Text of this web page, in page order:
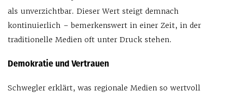
als unverzichtbar. Dieser Wert steigt demnach
kontinuierlich – bemerkenswert in einer Zeit, in der
traditionelle Medien oft unter Druck stehen.
Demokratie und Vertrauen
Schwegler erklärt, was regionale Medien so wertvoll